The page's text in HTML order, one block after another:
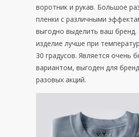
воротник и рукав. Большое
пленки с различными
выгодно выделить ваш бренд.
изделие лучше при
30 градусов. Является очень
вариантом, выгоден для
разовых акций.